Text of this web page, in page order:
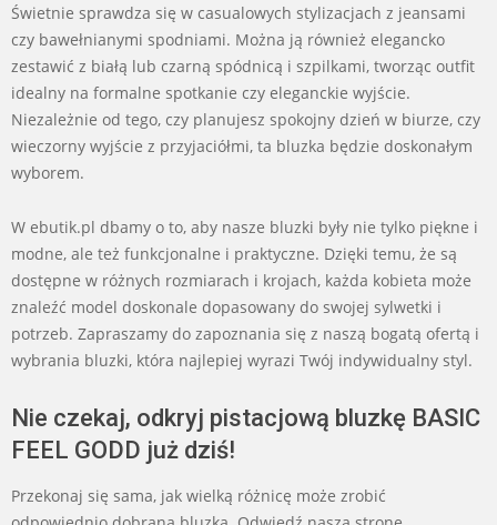
Świetnie sprawdza się w casualowych stylizacjach z jeansami
czy bawełnianymi spodniami. Można ją również elegancko
zestawić z białą lub czarną spódnicą i szpilkami, tworząc outfit
idealny na formalne spotkanie czy eleganckie wyjście.
Niezależnie od tego, czy planujesz spokojny dzień w biurze, czy
wieczorny wyjście z przyjaciółmi, ta bluzka będzie doskonałym
wyborem.
W ebutik.pl dbamy o to, aby nasze bluzki były nie tylko piękne i
modne, ale też funkcjonalne i praktyczne. Dzięki temu, że są
dostępne w różnych rozmiarach i krojach, każda kobieta może
znaleźć model doskonale dopasowany do swojej sylwetki i
potrzeb. Zapraszamy do zapoznania się z naszą bogatą ofertą i
wybrania bluzki, która najlepiej wyrazi Twój indywidualny styl.
Nie czekaj, odkryj pistacjową bluzkę BASIC
FEEL GODD już dziś!
Przekonaj się sama, jak wielką różnicę może zrobić